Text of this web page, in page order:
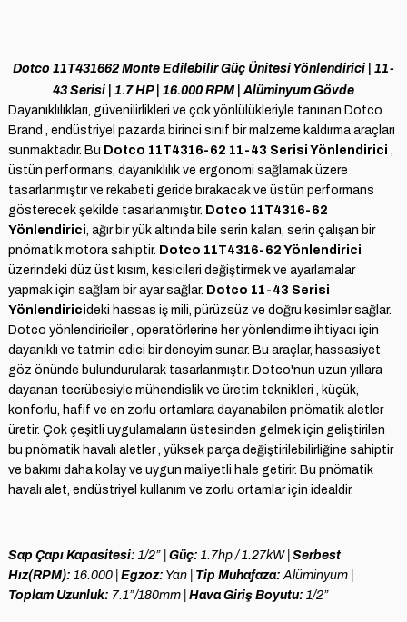
Dotco 11T431662 Monte Edilebilir Güç Ünitesi Yönlendirici | 11-
43 Serisi | 1.7 HP | 16.000 RPM | Alüminyum Gövde
Dayanıklılıkları, güvenilirlikleri ve çok yönlülükleriyle tanınan Dotco
Brand , endüstriyel pazarda birinci sınıf bir malzeme kaldırma araçları
sunmaktadır. Bu Dotco 11T4316-62 11-43 Serisi Yönlendirici ,
üstün performans, dayanıklılık ve ergonomi sağlamak üzere
tasarlanmıştır ve rekabeti geride bırakacak ve üstün performans
gösterecek şekilde tasarlanmıştır. Dotco 11T4316-62
Yönlendirici, ağır bir yük altında bile serin kalan, serin çalışan bir
pnömatik motora sahiptir. Dotco 11T4316-62 Yönlendirici
üzerindeki düz üst kısım, kesicileri değiştirmek ve ayarlamalar
yapmak için sağlam bir ayar sağlar. Dotco 11-43 Serisi
Yönlendiricideki hassas iş mili, pürüzsüz ve doğru kesimler sağlar.
Dotco yönlendiriciler , operatörlerine her yönlendirme ihtiyacı için
dayanıklı ve tatmin edici bir deneyim sunar. Bu araçlar, hassasiyet
göz önünde bulundurularak tasarlanmıştır. Dotco'nun uzun yıllara
dayanan tecrübesiyle mühendislik ve üretim teknikleri , küçük,
konforlu, hafif ve en zorlu ortamlara dayanabilen pnömatik aletler
üretir. Çok çeşitli uygulamaların üstesinden gelmek için geliştirilen
bu pnömatik havalı aletler , yüksek parça değiştirilebilirliğine sahiptir
ve bakımı daha kolay ve uygun maliyetli hale getirir. Bu pnömatik
havalı alet, endüstriyel kullanım ve zorlu ortamlar için idealdir.
Sap Çapı Kapasitesi: 1/2” | Güç: 1.7hp / 1.27kW | Serbest
Hız(RPM): 16.000 | Egzoz: Yan | Tip Muhafaza: Alüminyum |
Toplam Uzunluk: 7.1”/180mm | Hava Giriş Boyutu: 1/2”